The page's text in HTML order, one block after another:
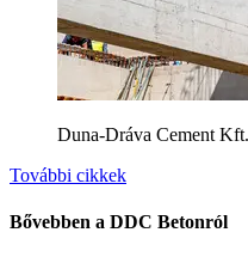
Duna-Dráva Cement Kft.
További cikkek
Bővebben a DDC Betonról